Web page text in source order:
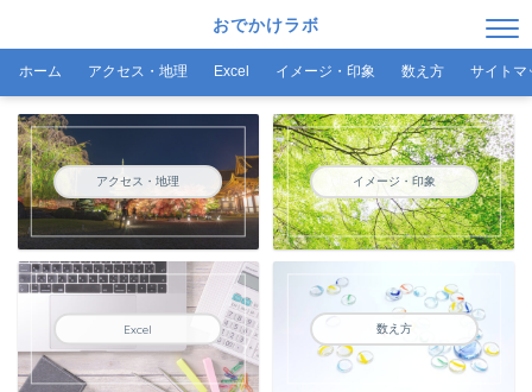
おでかけラボ
ホーム アクセス・地理 Excel イメージ・印象 数え方 サイトマ
アクセス・地理 イメージ・印象
Excel 数え方